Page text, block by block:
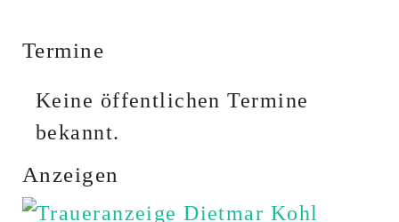
Termine
Keine öffentlichen Termine
bekannt.
Anzeigen